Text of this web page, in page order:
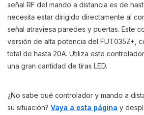
señal RF del mando a distancia es de
necesita estar dirigido directamente al
señal atraviesa paredes y puertas. Este
versión de alta potencia del FUT035Z+,
total de hasta 20A. Utiliza este
una gran cantidad de tiras LED.
¿No sabe qué controlador y mando a
su situación? Vaya a esta página y